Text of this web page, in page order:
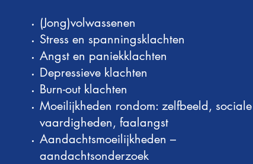
(Jong)volwassenen
Stress en spanningsklachten
Angst en paniekklachten
Depressieve klachten
Burn-out klachten
Moeilijkheden rondom: zelfbeeld, sociale
vaardigheden, faalangst
Aandachtsmoeilijkheden –
aandachtsonderzoek